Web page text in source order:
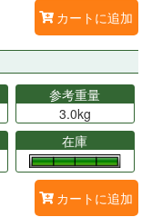
カートに追加
参考重量
3.0kg
在庫
カートに追加